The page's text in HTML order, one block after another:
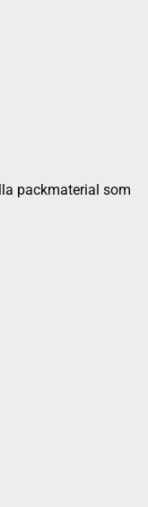
packmaterial som